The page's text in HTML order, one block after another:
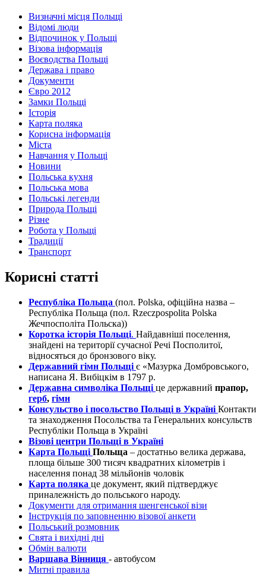
Визначні місця Польщі
Відомі люди
Відпочинок у Польщі
Візова інформація
Воєводства Польщі
Держава і право
Документи
Євро 2012
Замки Польщі
Історія
Карта поляка
Корисна інформація
Міста
Навчання у Польщі
Новини
Польська кухня
Польська мова
Польські легенди
Природа Польщі
Різне
Робота у Польщі
Традиції
Транспорт
Корисні статті
Республіка Польща (пол. Polska, офіційна назва –
Республіка Польща (пол. Rzeczpospolita Polska
Жечпосполіта Польска))
Коротка історія Польщі. Найдавніші поселення,
знайдені на території сучасної Речі Посполитої,
відносяться до бронзового віку.
Державний гімн Польщі є «Мазурка Домбровського,
написана Я. Вибіцкім в 1797 р.
Державна символіка Польщі це державний прапор,
герб, гімн
Консульство і посольство Польщі в Україні Контакти
та знаходження Посольства та Генеральних консульств
Республіки Польща в Україні
Візові центри Польщі в Україні
Карта Польщі Польща – достатньо велика держава,
площа більше 300 тисяч квадратних кілометрів і
населення понад 38 мільйонів чоловік
Карта поляка це документ, який підтверджує
приналежність до польського народу.
Документи для отримання шенгенської візи
Інструкція по заповненню візової анкети
Польський розмовник
Свята і вихідні дні
Обмін валюти
Варшава Вінниця - автобусом
Митні правила